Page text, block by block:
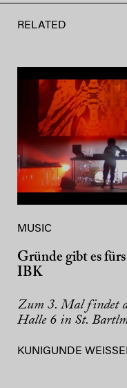
RELATED
MUSIC
Gründe gibt es
IBK
Zum 3. Mal findet
Halle 6 in St.
KUNIGUNDE